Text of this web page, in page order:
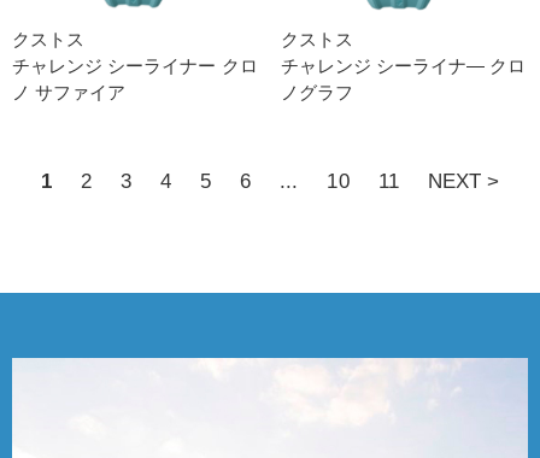
クストス
チャレンジ シーライナー クロ
ノ サファイア
クストス
チャレンジ シーライナ― クロ
ノグラフ
1 2 3 4 5 6 ... 10 11 NEXT >